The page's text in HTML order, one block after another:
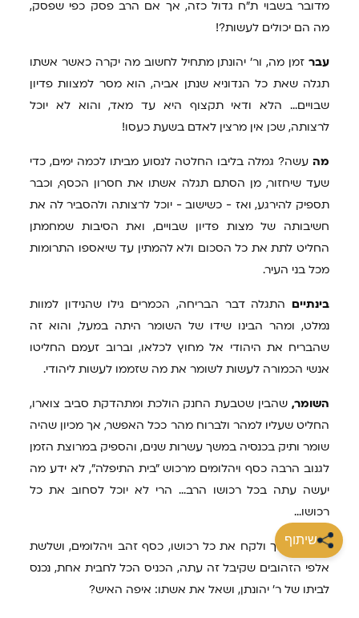
שיתוף
מדובר בשבוי ת"ח גדול כזה, אך אם הרב פסק כפי שפסק,
מה הם יכולים לעשות?!
עבר זמן מה, ור' יהונתן מתחיל לחשוב מה יקרה כאשר אשתו
תגלה שאת כל הנדוניא שנתן אביה, הוא מסר למצוות פדיון
שבויים... הלא ודאי תקצוף היא עד מאד, והוא לא יוכל
לרצותה, שכן אין מרצין לאדם בשעת כעסו!
מה עשה? גמלה בליבו החלטה לנסוע מביתו לכמה ימים, כדי
שעד שיחזור, מן הסתם תגלה אשתו את חסרון הכסף, וכבר
תספיק להירגע, ואז - כשישוב - יוכל לרצותה ולהסביר לה את
חשיבותה של מצות פדיון שבויים, ואת הסיבות שמחמתן
החליט לתת את כל הסכום ולא להמתין עד שיאספו התרומות
מכל בני העיר.
בינתיים התגלה דבר הבריחה, הכמרים גילו שהנידון למוות
נמלט, ומהר הבינו שידו של השומר היתה במעל, והוא זה
שהבריח את היהודי אל מחוץ לכלאו, וברוב זעמם החליטו
אנשי הכמורה לעשות לשומר את מה שזממו לעשות ליהודי.
השומר, שהבין שטבעת החנק הולכת ומתהדקת סביב צוארו,
החליט שעליו למהר ולברוח מהר ככל האפשר, אך מכיון שהיה
שומר ותיק בכנסיה במשך עשרות שנים, והספיק במרוצת הזמן
לגנוב הרבה כסף ויהלומים מרכוש "בית התיפלה", לא ידע מה
יעשה עתה בכל רכושו הרב... הרי לא יוכל לסחוב את כל
רכושו...
בצר לו הלך ולקח את כל רכושו, כסף זהב ויהלומים, ושלשת
אלפי הזהובים שקיבל זה עתה, הכניס הכל לחבית אחת, נכנס
לביתו של ר' יהונתן, ושאל את אשתו: איפה האיש?